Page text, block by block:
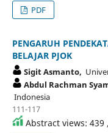
PDF
PENGARUH
BELAJAR PJOK
Sigit Asmanto,
Abdul Rachman
Indonesia
111-117
Abstract views: 439 ,